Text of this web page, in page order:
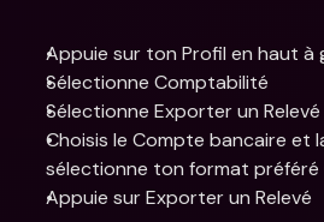
Appuie sur ton Profil en haut à
Sélectionne Comptabilité
Sélectionne Exporter un Relevé
Choisis le Compte bancaire et
sélectionne ton format préféré
Appuie sur Exporter un Relevé